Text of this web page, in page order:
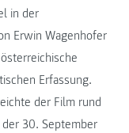
in der
Erwin Wagenhofer
Erfassung.
der Film rund
30. September